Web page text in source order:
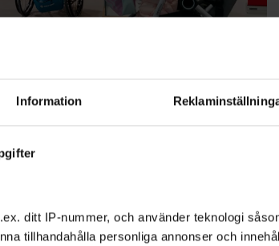
Information
ditt IP-nummer, och använder teknologi
tillhandahålla personliga annonser och
3 december sedan 1992.
där alla är fullt delaktiga och
och kroniska